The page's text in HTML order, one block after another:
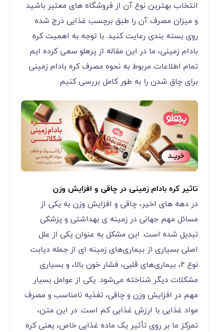
انتخاب بهترین نوع آن از فروشگاه های معتبر باشید
و میزان مصرف آن را طبق برچسب غذایی درج شده
روی بسته بندی رعایت کنید. با توجه به اهمیت کره
بادام زمینی، ما در این مقاله از پرهلو سعی کرده ایم
تمام اطلاعات مربوط به نحوه مصرف کره بادام زمینی
برای چاق شدن را به طور کامل بررسی کنیم.
تاثیر کره بادام زمینی در چاقی و افزایش وزن
در دهه‌ های اخیر، چاقی و افزایش وزن به یکی از
مسائل مهم جهانی در زمینه‌ ی بهداشتی و پزشکی
تبدیل شده است. این مشکل به عنوان یکی از علل
اصلی بسیاری از بیماری‌های زمینه ای از جمله دیابت
نوع 2، بیماری‌های قلبی، فشار خون بالا، و بسیاری
مشکلات دیگر شناخته می‌شود. یکی از عوامل بسیار
مهم در افزایش وزن و چاقی، تغذیه نامناسب و مصرف
مواد غذایی با ارزش غذایی کم است. در این متن،
تمرکز ما بر روی تأثیر یک ماده غذایی خاص، یعنی کره